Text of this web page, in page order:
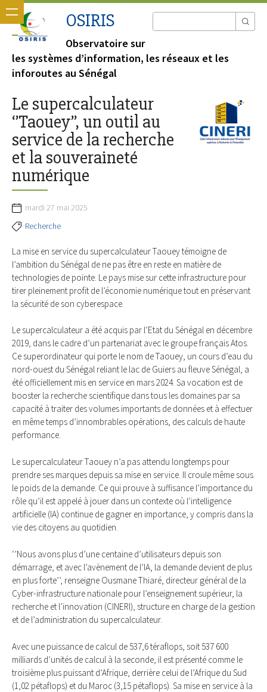
OSIRIS
Observatoire sur
les systèmes d’information, les réseaux et les
inforoutes au Sénégal
Le supercalculateur
‘’Taouey’’, un outil au
service de la recherche
et la souveraineté
numérique
mardi 27 mai 2025
Recherche
La mise en service du supercalculateur Taouey témoigne de
l’ambition du Sénégal de ne pas être en reste en matière de
technologies de pointe. Le pays mise sur cette infrastructure pour
tirer pleinement profit de l’économie numérique tout en préservant
la sécurité de son cyberespace.
Le supercalculateur a été acquis par l’Etat du Sénégal en décembre
2019, dans le cadre d’un partenariat avec le groupe français Atos.
Ce superordinateur qui porte le nom de Taouey, un cours d’eau du
nord-ouest du Sénégal reliant le lac de Guiers au fleuve Sénégal, a
été officiellement mis en service en mars 2024. Sa vocation est de
booster la recherche scientifique dans tous les domaines par sa
capacité à traiter des volumes importants de données et à effectuer
en même temps d’innombrables opérations, des calculs de haute
performance.
Le supercalculateur Taouey n’a pas attendu longtemps pour
prendre ses marques depuis sa mise en service. Il croule même sous
le poids de la demande. Ce qui prouve à suffisance l’importance du
rôle qu’il est appelé à jouer dans un contexte où l’intelligence
artificielle (IA) continue de gagner en importance, y compris dans la
vie des citoyens au quotidien.
‘’Nous avons plus d’une centaine d’utilisateurs depuis son
démarrage, et avec l’avènement de l’IA, la demande devient de plus
en plus forte’’, renseigne Ousmane Thiaré, directeur général de la
Cyber-infrastructure nationale pour l’enseignement supérieur, la
recherche et l’innovation (CINERI), structure en charge de la gestion
et de l’administration du supercalculateur.
Avec une puissance de calcul de 537,6 téraflops, soit 537 600
milliards d’unités de calcul à la seconde, il est présenté comme le
troisième plus puissant d’Afrique, derrière celui de l’Afrique du Sud
(1,02 pétaflops) et du Maroc (3,15 pétaflops). Sa mise en service à la